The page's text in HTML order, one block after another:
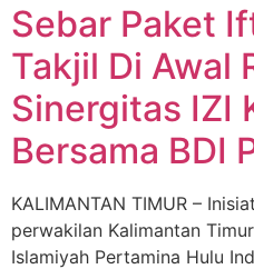
Sebar Paket
Takjil Di Awal
Sinergitas IZI
Bersama BDI
KALIMANTAN TIMUR –
perwakilan Kalimantan
Islamiyah Pertamina Hulu